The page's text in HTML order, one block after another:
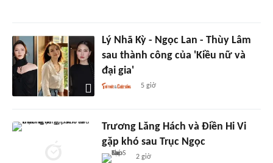
Lý Nhã Kỳ - Ngọc Lan - Thùy Lâm
sau thành công của 'Kiều nữ và
đại gia'
5 giờ
Trương Lăng Hách và Điền Hi Vi
gặp khó sau Trục Ngọc
2 giờ